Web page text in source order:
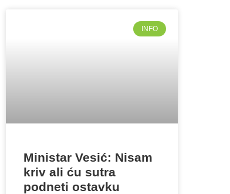
INFO
Ministar Vesić: Nisam
kriv ali ću sutra
podneti ostavku